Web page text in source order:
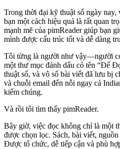
Trong thời đại kỹ thuật số ngày
bạn một cách hiệu quả là rất quan
mạnh mẽ của pimReader giúp bạn
mình được cấu trúc tốt và dễ dàng
Tôi từng là người như vậy—người
một thư mục đánh dấu có tên “Để
thuật số, và vô số bài viết đã lưu bị
và chuỗi email đến nỗi ngay cả
kiếm chúng.
Và rồi tôi tìm thấy pimReader.
Bây giờ, việc đọc không chỉ là một
được chọn lọc. Sách, bài viết,
Được tổ chức, dễ tiếp cận và phù